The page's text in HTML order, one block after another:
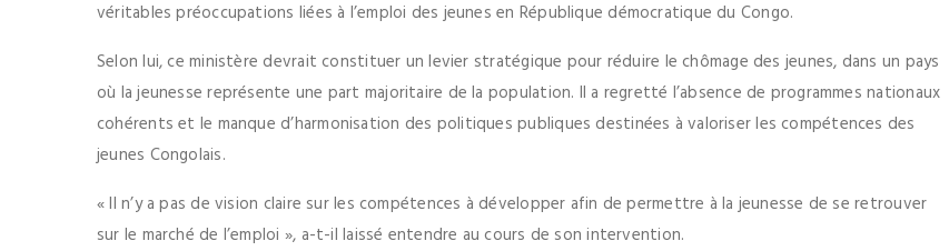
véritables préoccupations liées à l’emploi des jeunes en République démocratique du Congo.
Selon lui, ce ministère devrait constituer un levier stratégique pour réduire le chômage des jeunes, dans un pays
où la jeunesse représente une part majoritaire de la population. Il a regretté l’absence de programmes nationaux
cohérents et le manque d’harmonisation des politiques publiques destinées à valoriser les compétences des
jeunes Congolais.
« Il n’y a pas de vision claire sur les compétences à développer afin de permettre à la jeunesse de se retrouver
sur le marché de l’emploi », a-t-il laissé entendre au cours de son intervention.